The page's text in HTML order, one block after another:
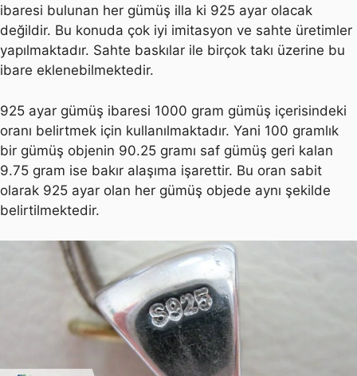
ibaresi bulunan her gümüş illa ki 925 ayar olacak
değildir. Bu konuda çok iyi imitasyon ve sahte üretimler
yapılmaktadır. Sahte baskılar ile birçok takı üzerine bu
ibare eklenebilmektedir.
925 ayar gümüş ibaresi 1000 gram gümüş içerisindeki
oranı belirtmek için kullanılmaktadır. Yani 100 gramlık
bir gümüş objenin 90.25 gramı saf gümüş geri kalan
9.75 gram ise bakır alaşıma işarettir. Bu oran sabit
olarak 925 ayar olan her gümüş objede aynı şekilde
belirtilmektedir.